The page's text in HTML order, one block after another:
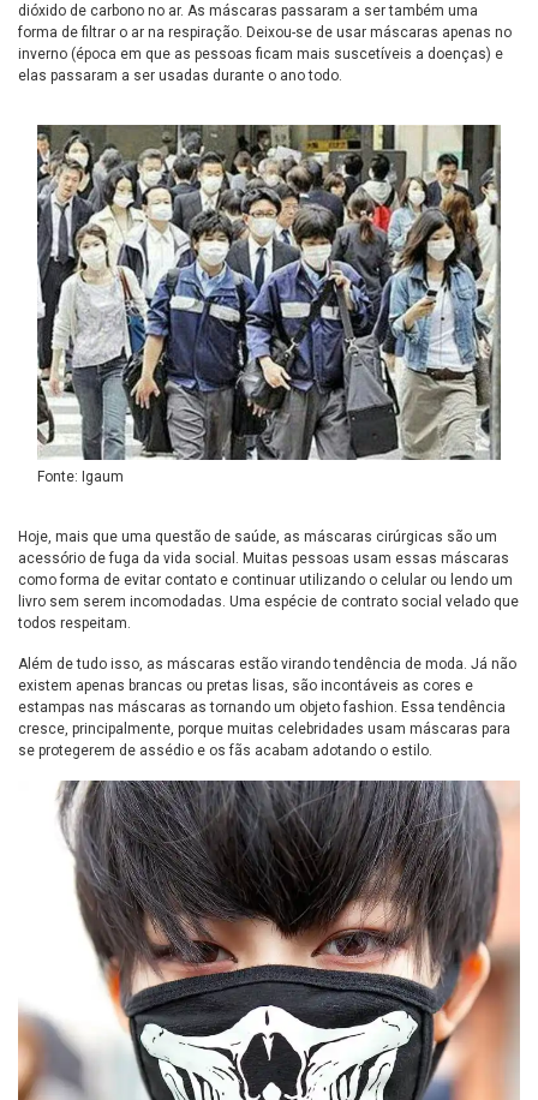
dióxido de carbono no ar. As máscaras passaram a ser também uma
forma de filtrar o ar na respiração. Deixou-se de usar máscaras apenas no
inverno (época em que as pessoas ficam mais suscetíveis a doenças) e
elas passaram a ser usadas durante o ano todo.
Fonte: Igaum
Hoje, mais que uma questão de saúde, as máscaras cirúrgicas são um
acessório de fuga da vida social. Muitas pessoas usam essas máscaras
como forma de evitar contato e continuar utilizando o celular ou lendo um
livro sem serem incomodadas. Uma espécie de contrato social velado que
todos respeitam.
Além de tudo isso, as máscaras estão virando tendência de moda. Já não
existem apenas brancas ou pretas lisas, são incontáveis as cores e
estampas nas máscaras as tornando um objeto fashion. Essa tendência
cresce, principalmente, porque muitas celebridades usam máscaras para
se protegerem de assédio e os fãs acabam adotando o estilo.